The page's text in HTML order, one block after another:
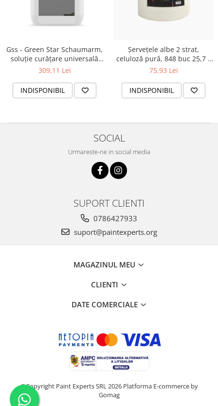
Gss - Green Star Schaumarm,
soluție curățare universală
alcalină cu spumare redusă,
309,11 Lei
INDISPONIBIL
Șervețele albe 2 strat,
celuloză pură, 848 buc 25,7 x
22,5 cm
75,93 Lei
INDISPONIBIL
SOCIAL
Urmareste-ne in social media
SUPORT CLIENTI
0786427933
suport@paintexperts.org
MAGAZINUL MEU
CLIENTI
DATE COMERCIALE
©Copyright Paint Experts SRL 2026 Platforma E-commerce by
Gomag